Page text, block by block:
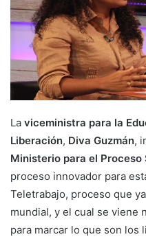
La viceministra para la
Liberación, Diva Guzmán,
Ministerio para el Proceso
proceso innovador para
Teletrabajo, proceso que
mundial, y el cual se viene
para marcar lo que son los